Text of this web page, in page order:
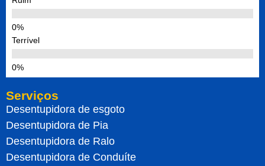
Terrível
Serviços
Desentupidora de esgoto
Desentupidora de Pia
Desentupidora de Ralo
Desentupidora de Conduíte